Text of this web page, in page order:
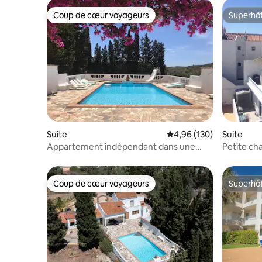
Coup de cœur voyageurs
Coup de cœur voyageurs
Suite Évaluation moyenne
4,96 (130)
Appartement indépendant dans une
Suite
Petite
Coup de cœur voyageurs
Coup de cœur voyageurs